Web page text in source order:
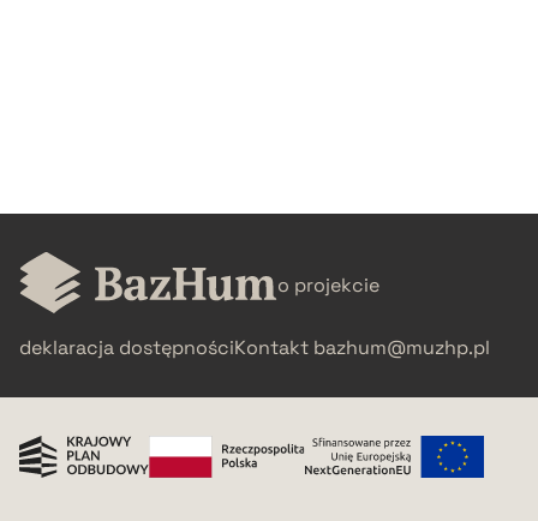
o projekcie
deklaracja dostępnościKontakt bazhum@muzhp.pl